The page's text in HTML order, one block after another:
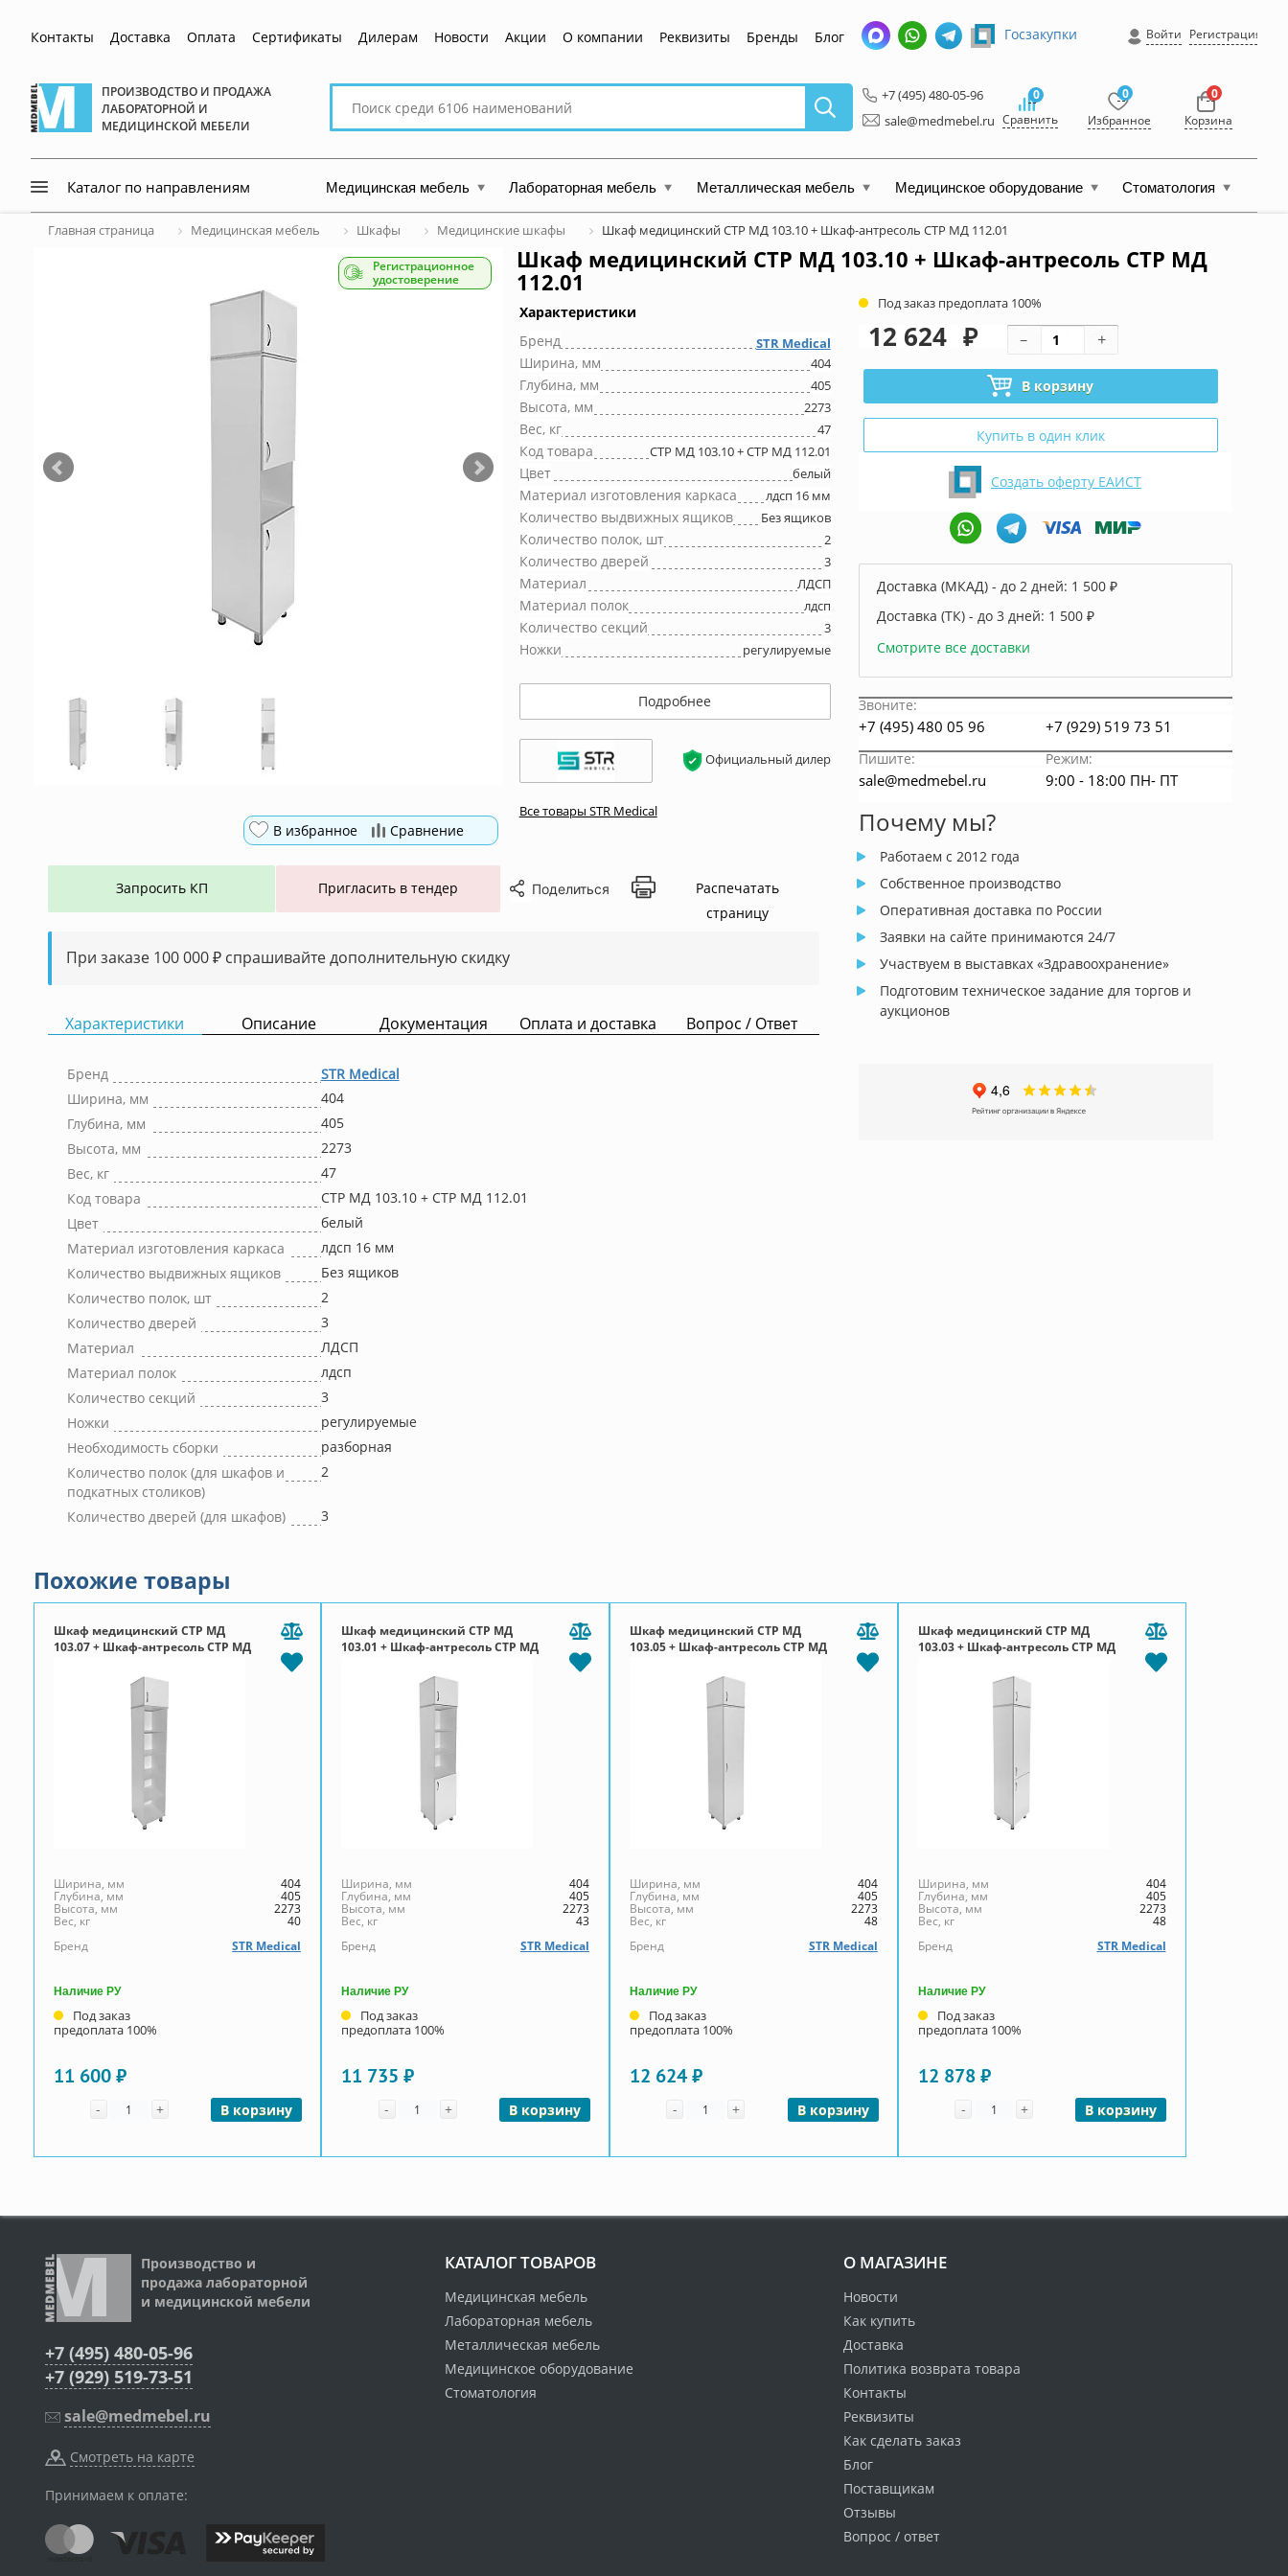
Контакты Доставка Оплата Сертификаты Дилерам Новости Акции О компании Реквизиты Бренды Блог
ПРОИЗВОДСТВО И ПРОДАЖА
ЛАБОРАТОРНОЙ И
МЕДИЦИНСКОЙ МЕБЕЛИ
Поиск
сайту
Госзакупки Войти Регистрация
+7 (495) 480-05-96
sale@medmebel.ru
0
Сравнить
0
Избранное
0
Корзина
Каталог по направлениям Медицинская мебель Лабораторная мебель Металлическая мебель Медицинское оборудование Стоматология
Главная страница Медицинская мебель Шкафы Медицинские шкафы Шкаф медицинский СТР МД 103.10 + Шкаф-антресоль СТР МД 112.01
Шкаф медицинский СТР МД 103.10 + Шкаф-антресоль СТР МД
112.01
В избранное Сравнение
Регистрационное
удостоверение
Характеристики
Бренд
STR Medical
Ширина, мм 404
Глубина, мм 405
Высота, мм 2273
Вес, кг 47
Код товара СТР МД 103.10 + СТР МД 112.01
Цвет белый
Материал изготовления каркаса лдсп 16 мм
Количество выдвижных ящиков Без ящиков
Количество полок, шт 2
Количество дверей 3
Материал ЛДСП
Материал полок лдсп
Количество секций 3
Ножки регулируемые
Подробнее
Официальный дилер
Все товары STR Medical
Запросить КП Пригласить в тендер Поделиться
Распечатать
страницу
При заказе 100 000 ₽ спрашивайте дополнительную скидку
Характеристики Описание Документация Оплата и доставка Вопрос / Ответ
Бренд
STR Medical
Ширина, мм
404
Глубина, мм
405
Высота, мм
2273
Вес, кг
47
Код товара
СТР МД 103.10 + СТР МД 112.01
Цвет
белый
Материал изготовления каркаса
лдсп 16 мм
Количество выдвижных ящиков
Без ящиков
Количество полок, шт
2
Количество дверей
3
Материал
ЛДСП
Материал полок
лдсп
Количество секций
3
Ножки
регулируемые
Необходимость сборки
разборная
Количество полок (для шкафов и
подкатных столиков)
2
Количество дверей (для шкафов) 3
Под заказ предоплата 100%
12 624 ₽
В корзину
Купить в один клик
Создать оферту ЕАИСТ
Доставка (МКАД) - до 2 дней: 1 500 ₽
Доставка (ТК) - до 3 дней: 1 500 ₽
Смотрите все доставки
Звоните:
+7 (495) 480 05 96 +7 (929) 519 73 51
Пишите: Режим:
sale@medmebel.ru 9:00 - 18:00 ПН- ПТ
Почему мы?
Работаем с 2012 года
Собственное производство
Оперативная доставка по России
Заявки на сайте принимаются 24/7
Участвуем в выставках «Здравоохранение»
Подготовим техническое задание для торгов и
аукционов
Похожие товары
Шкаф медицинский СТР МД
103.07 + Шкаф-антресоль СТР МД
Ширина, мм 404
Глубина, мм 405
Высота, мм 2273
Вес, кг
40
Бренд
STR Medical
Наличие РУ
Под заказ
предоплата 100%
11 600 ₽
- Количество
+ В корзину
Шкаф медицинский СТР МД
103.01 + Шкаф-антресоль СТР МД
Ширина, мм 404
Глубина, мм 405
Высота, мм 2273
Вес, кг
43
Бренд
STR Medical
Наличие РУ
Под заказ
предоплата 100%
11 735 ₽
- Количество
+ В корзину
Шкаф медицинский СТР МД
103.05 + Шкаф-антресоль СТР МД
Ширина, мм 404
Глубина, мм 405
Высота, мм 2273
Вес, кг
48
Бренд
STR Medical
Наличие РУ
Под заказ
предоплата 100%
12 624 ₽
- Количество
+ В корзину
Шкаф медицинский СТР МД
103.03 + Шкаф-антресоль СТР МД
Ширина, мм 404
Глубина, мм 405
Высота, мм 2273
Вес, кг
48
Бренд
STR Medical
Наличие РУ
Под заказ
предоплата 100%
12 878 ₽
- Количество
+ В корзину
Производство и
продажа лабораторной
и медицинской мебели
+7 (495) 480-05-96
+7 (929) 519-73-51
sale@medmebel.ru
Смотреть на карте
Принимаем к оплате:
КАТАЛОГ ТОВАРОВ
Медицинская мебель
Лабораторная мебель
Металлическая мебель
Медицинское оборудование
Стоматология
О МАГАЗИНЕ
Новости
Как купить
Доставка
Политика возврата товара
Контакты
Реквизиты
Как сделать заказ
Блог
Поставщикам
Отзывы
Вопрос / ответ